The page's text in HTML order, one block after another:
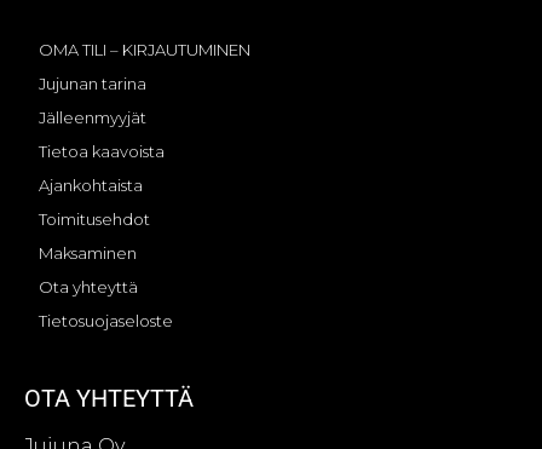
OMA TILI – KIRJAUTUMINEN
Jujunan tarina
Jälleenmyyjät
Tietoa kaavoista
Ajankohtaista
Toimitusehdot
Maksaminen
Ota yhteyttä
Tietosuojaseloste
OTA YHTEYTTÄ